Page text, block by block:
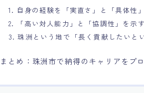
1. 自身の経験を「実直さ」と「具体性
2. 「高い対人能力」と「協調性」を示す
3. 珠洲という地で「長く貢献したいと
まとめ：珠洲市で納得のキャリアをプ